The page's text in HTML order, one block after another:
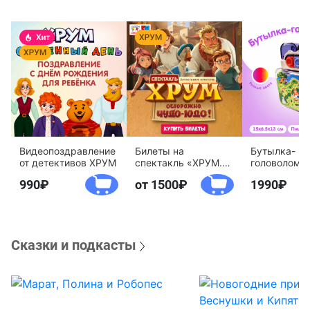
Видеопоздравление
от детективов ХРУМ
990
Билеты на
спектакль «ХРУМ.
Осторожно, Чудо-
Юдо!»
от 1500
Бутылка-
агентство
1990
Сказки и подкасты